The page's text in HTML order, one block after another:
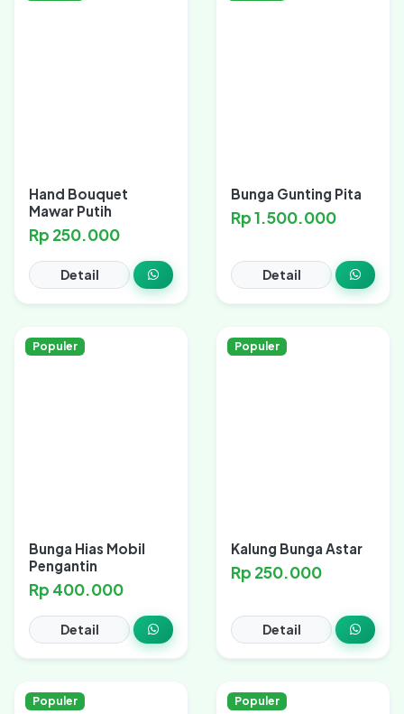
Hand Bouquet
Mawar Putih
Rp 250.000
Detail
Bunga Gunting Pita
Rp 1.500.000
Detail
Populer
Bunga Hias Mobil
Pengantin
Rp 400.000
Detail
Populer
Kalung Bunga Astar
Rp 250.000
Detail
Populer Populer